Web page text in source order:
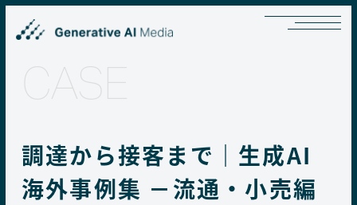
CASE
調達から接客まで｜生成AI
海外事例集 －流通・小売編